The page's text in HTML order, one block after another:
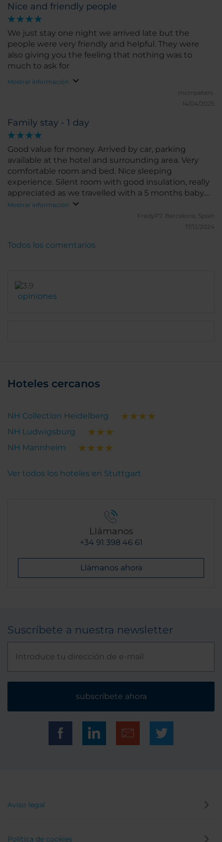
Nice and friendly people
We just stay one night we arrived late but the
people were very friendly and helpful. They were
also giving you the feeling that nothing was to
much to ask for
Mostrar información
mcmpeters.
14/04/2025
Family stay - 1 day
Good value for money. Arrived by car, parking
available at the hotel and surrounding area. Very
comfortable room and bed. Nice sleeping
experience. Silent room with good insulation, really
appreciated as we travelled with a 5 months baby.
Only cons was that at least in our room hot water
was not stable during showering. Good reception
experience, quick and efficient check-in and check-
Mostrar información
FredyP7. Barcelona, Spain
17/12/2024
opiniones
Todos los comentarios
Hoteles cercanos
NH Collection Heidelberg
NH Ludwigsburg
NH Mannheim
Ver todos los hoteles en Stuttgart
Llámanos
+34 91 398 46 61
Llámanos ahora
Suscríbete a nuestra newsletter
subscríbete ahora
Aviso legal
Política de cookies